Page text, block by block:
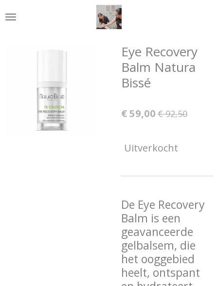
direct
Eye Recovery
Balm Natura
Bissé
€ 59,00 € 92,50
Uitverkocht
De Eye Recovery
Balm is een
geavanceerde
gelbalsem, die
het ooggebied
heelt, ontspant